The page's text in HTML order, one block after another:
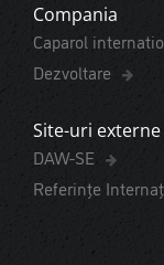
Compania
Caparol
Dezvoltare
Site-uri externe
DAW-SE
Referințe